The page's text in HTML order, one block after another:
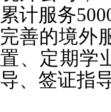
累计服务
完善的境外
置、定期学
导、签证指